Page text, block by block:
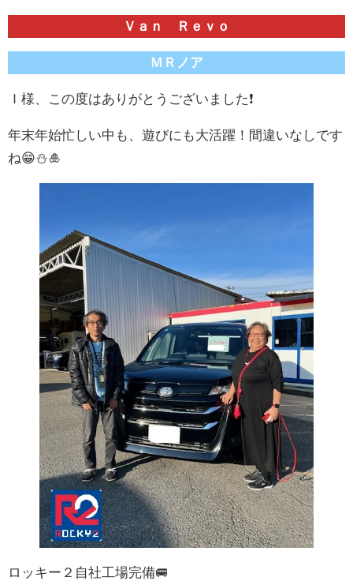
Ｖａｎ Ｒｅｖｏ
ＭＲノア
Ｉ様、この度はありがとうございました❗
年末年始忙しい中も、遊びにも大活躍！間違いなしです
ね😁⛄🎍
ロッキー２自社工場完備🚐